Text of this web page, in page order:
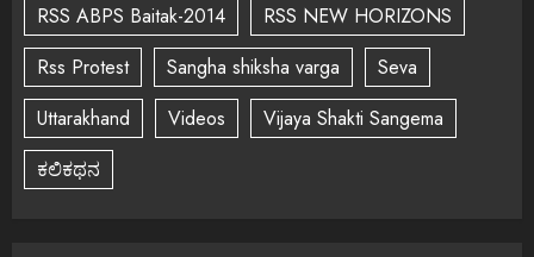
RSS ABPS Baitak-2014
RSS NEW HORIZONS
Rss Protest
Sangha shiksha varga
Seva
Uttarakhand
Videos
Vijaya Shakti Sangema
ಕಲಿಕಥನ